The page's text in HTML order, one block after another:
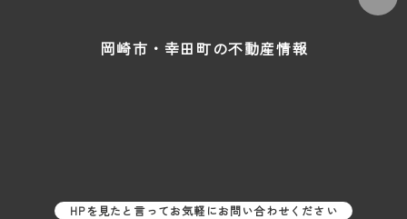
岡崎市・幸田町の不動産情報
HPを見たと言ってお気軽にお問い合わせください